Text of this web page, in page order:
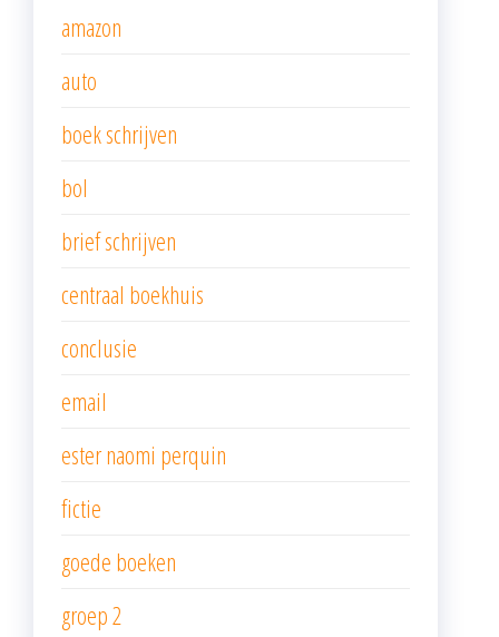
amazon
auto
boek schrijven
bol
brief schrijven
centraal boekhuis
conclusie
email
ester naomi perquin
fictie
goede boeken
groep 2